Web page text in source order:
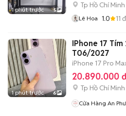
1 phút trước 5
Tp Hồ Chí Minh
Lê Hoa 1.0 11
1 phút trước 6
IPhone 17 Tím
T06/2027
iPhone 17 Pro
20.890.000
Tp Hồ Chí Minh
Cửa Hàng An